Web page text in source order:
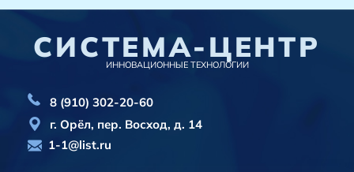
СИСТЕМА-ЦЕНТР
ИННОВАЦИОННЫЕ ТЕХНОЛОГИИ
8 (910) 302-20-60
г. Орёл, пер. Восход, д. 14
1-1@list.ru